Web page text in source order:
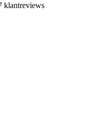
klantreviews